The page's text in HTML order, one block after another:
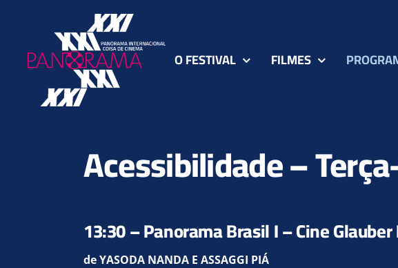
conteúdo
O FESTIVAL FILMES
Acessibilidade –
13:30 – Panorama Brasil I – Cine
de YASODA NANDA E ASSAGGI PIÁ